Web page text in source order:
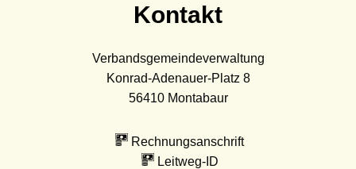
Kontakt
Verbandsgemeindeverwaltung
Konrad-Adenauer-Platz 8
56410 Montabaur
Rechnungsanschrift
Leitweg-ID